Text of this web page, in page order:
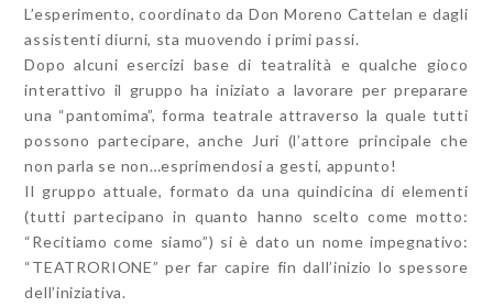
L’esperimento, coordinato da Don Moreno Cattelan e dagli
assistenti diurni, sta muovendo i primi passi.
Dopo alcuni esercizi base di teatralità e qualche gioco
interattivo il gruppo ha iniziato a lavorare per preparare
una “pantomima”, forma teatrale attraverso la quale tutti
possono partecipare, anche Juri (l’attore principale che
non parla se non…esprimendosi a gesti, appunto!
Il gruppo attuale, formato da una quindicina di elementi
(tutti partecipano in quanto hanno scelto come motto:
“Recitiamo come siamo”) si è dato un nome impegnativo:
“TEATRORIONE” per far capire fin dall’inizio lo spessore
dell’iniziativa.